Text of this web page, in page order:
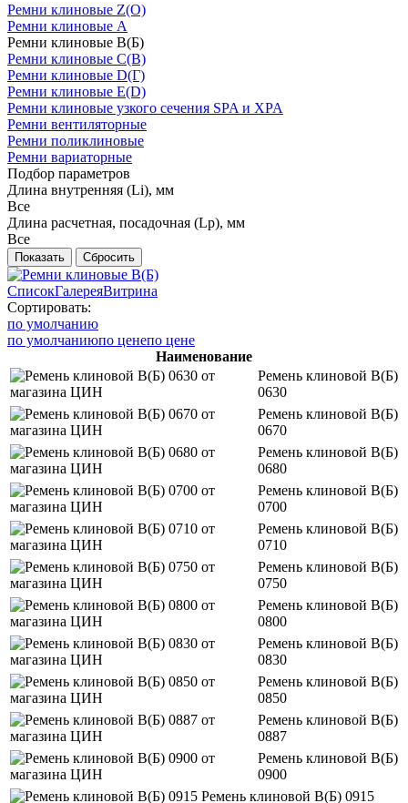
Ремни клиновые Z(О)
Ремни клиновые A
Ремни клиновые B(Б)
Ремни клиновые C(В)
Ремни клиновые D(Г)
Ремни клиновые Е(D)
Ремни клиновые узкого сечения SPA и XPA
Ремни вентиляторные
Ремни поликлиновые
Ремни вариаторные
Подбор параметров
Длина внутренняя (Li), мм
Все
Длина расчетная, посадочная (Lp), мм
Все
СписокГалереяВитрина
Сортировать:
по умолчанию
по умолчаниюпо ценепо цене
Наименование
Ремень клиновой В(Б)
0630
Ремень клиновой В(Б)
0670
Ремень клиновой В(Б)
0680
Ремень клиновой В(Б)
0700
Ремень клиновой В(Б)
0710
Ремень клиновой В(Б)
0750
Ремень клиновой В(Б)
0800
Ремень клиновой В(Б)
0830
Ремень клиновой В(Б)
0850
Ремень клиновой В(Б)
0887
Ремень клиновой В(Б)
0900
Ремень клиновой В(Б) 0915